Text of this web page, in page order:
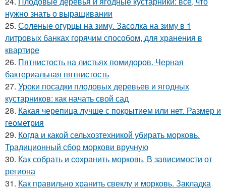
нужно знать о выращивании
25. Соленые огурцы на зиму. Засолка на зиму в 1
литровых банках горячим способом, для хранения в
квартире
26. Пятнистость на листьях помидоров. Черная
бактериальная пятнистость
27. Уроки посадки плодовых деревьев и ягодных
кустарников: как начать свой сад
28. Какая черепица лучше с покрытием или нет. Размер и
геометрия
29. Когда и какой сельхозтехникой убирать морковь.
Традиционный сбор моркови вручную
30. Как собрать и сохранить морковь. В зависимости от
региона
31. Как правильно хранить свеклу и морковь. Закладка